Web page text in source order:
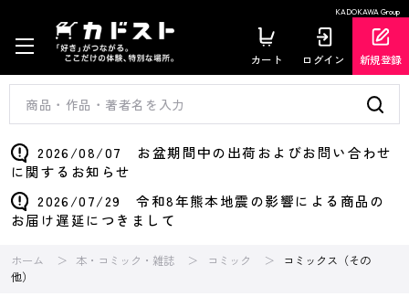
KADOKAWA Group
カート ログイン 新規登録
2026/08/07 お盆期間中の出荷およびお問い合わせ
に関するお知らせ
2026/07/29 令和8年熊本地震の影響による商品の
お届け遅延につきまして
ホーム 本・コミック・雑誌 コミック
コミックス（その
他）